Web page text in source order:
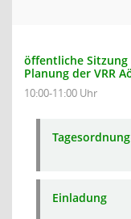
öffentliche Sitzung
Planung der VRR
10:00-11:00 Uhr
Tagesordnung
Einladung